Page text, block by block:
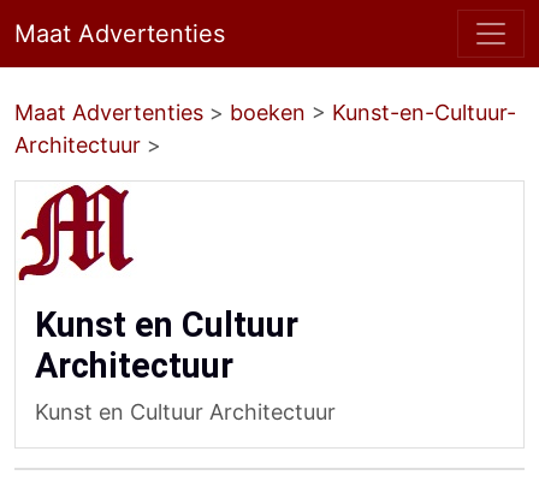
Maat Advertenties
Maat Advertenties > boeken > Kunst-en-Cultuur-
Architectuur >
Kunst en Cultuur
Architectuur
Kunst en Cultuur Architectuur